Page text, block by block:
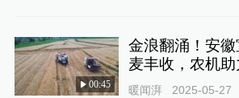
00:45
金浪翻涌！安
麦丰收，农机
暖闻湃 2025-05-27